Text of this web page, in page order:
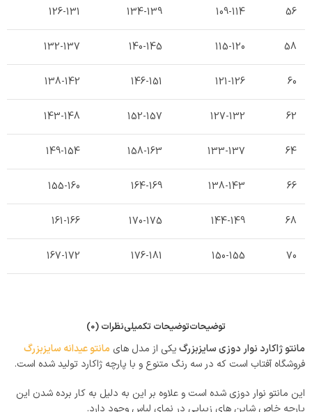
56
109-114
134-139
126-131
58
115-120
140-145
132-137
60
121-126
146-151
138-142
62
127-132
152-157
143-148
64
133-137
158-163
149-154
66
138-143
164-169
155-160
68
144-149
170-175
161-166
70
150-155
176-181
167-172
توضیحاتتوضیحات تکمیلینظرات (0)
مانتو ژاکارد نوار دوزی سایزبزرگیکی از مدل های مانتو عیدانه سایزبزرگ
فروشگاه آفتاب است که در سه رنگ متنوع و با پارچه ژاکارد تولید شده است.
این مانتو نوار دوزی شده است و علاوه بر این به دلیل به کار برده شدن این
پارچه خاص شاین های زیبایی در نمای لباس وجود دارد.